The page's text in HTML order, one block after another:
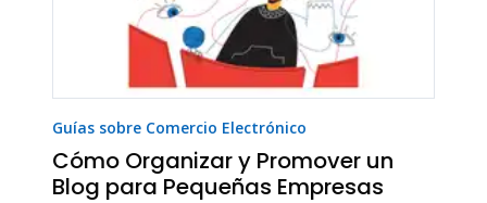
Guías sobre Comercio Electrónico
Cómo Organizar y Promover un
Blog para Pequeñas Empresas